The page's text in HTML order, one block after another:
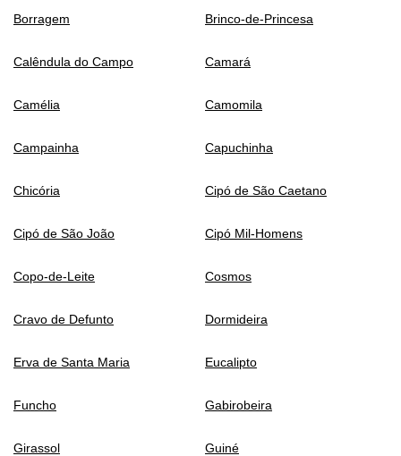
Borragem Brinco-de-Princesa
Calêndula do Campo Camará
Camélia Camomila
Campainha Capuchinha
Chicória Cipó de São Caetano
Cipó de São João Cipó Mil-Homens
Copo-de-Leite Cosmos
Cravo de Defunto Dormideira
Erva de Santa Maria Eucalipto
Funcho Gabirobeira
Girassol Guiné